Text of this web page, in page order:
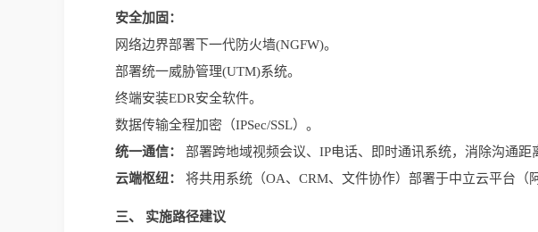
安全加固：
网络边界部署下一代防火墙(NGFW)。
部署统一威胁管理(UTM)系统。
终端安装EDR安全软件。
数据传输全程加密（IPSec/SSL）。
统一通信：
部署跨地域视频会议、IP电话、即时通讯系统，消除沟通距
云端枢纽：
将共用系统（OA、CRM、文件协作）部署于中立云平台（
三、 实施路径建议